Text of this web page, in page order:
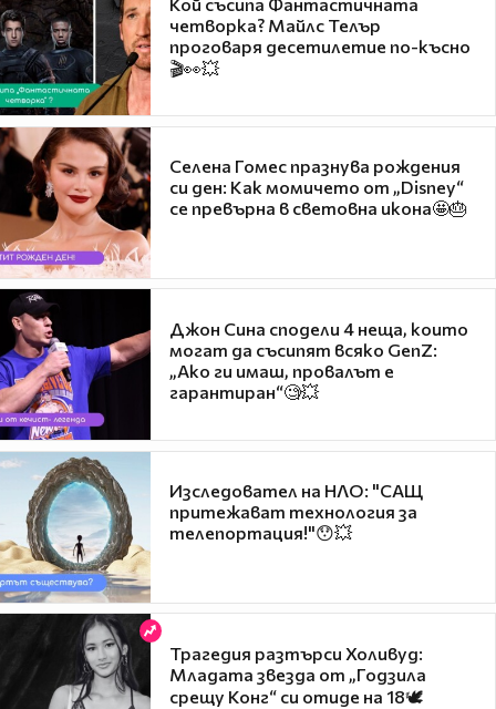
четворка? Майлс Телър
проговаря десетилетие по-късно
🎬👀💥
Селена Гомес празнува рождения
си ден: Как момичето от „Disney“
се превърна в световна икона🤩🎂
Джон Сина сподели 4 неща, които
могат да съсипят всяко GenZ:
„Ако ги имаш, провалът е
гарантиран“🧐💥
Изследовател на НЛО: "САЩ
притежават технология за
телепортация!"😯💥
Трагедия разтърси Холивуд:
Младата звезда от „Годзила
срещу Конг“ си отиде на 18🕊️